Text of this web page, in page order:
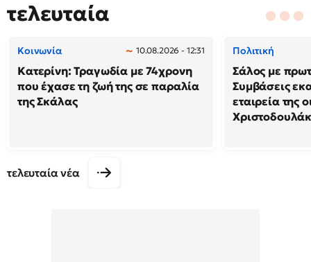
τελευταία
Κοινωνία 10.08.2026 - 12:31
Κατερίνη: Τραγωδία με 74χρονη
που έχασε τη ζωή της σε παραλία
της Σκάλας
Πολιτική
Σάλος με
Συμβάσεις
εταιρεία της
τελευταία νέα